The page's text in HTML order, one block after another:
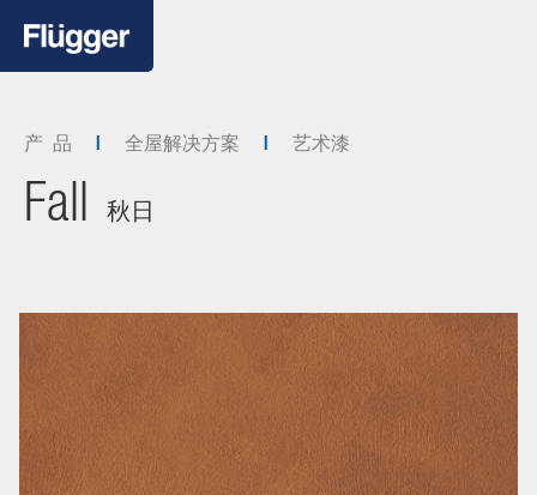
产 品 全屋解决方案 艺术漆
Fall 秋日